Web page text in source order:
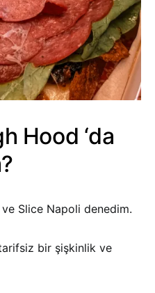
Hood ‘da
Slice Napoli denedim.
bir şişkinlik ve